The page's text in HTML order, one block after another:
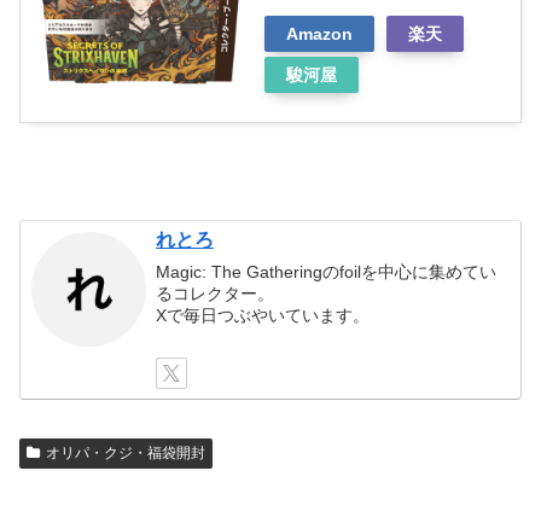
Amazon 楽天
駿河屋
れとろ
Magic: The Gatheringのfoilを中心に集めてい
るコレクター。
Xで毎日つぶやいています。
オリパ・クジ・福袋開封